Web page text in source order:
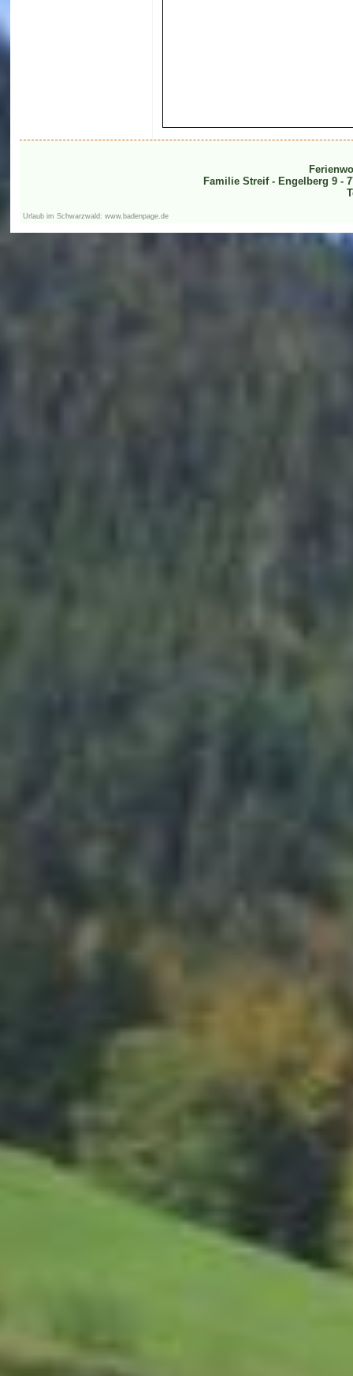
Familie Streif - Engelberg 9 -
Urlaub im Schwarzwald: www.badenpage.de